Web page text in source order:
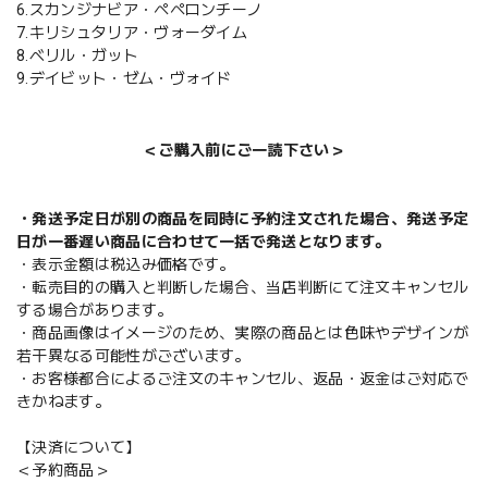
6.スカンジナビア・ペペロンチーノ
7.キリシュタリア・ヴォーダイム
8.ベリル・ガット
9.デイビット・ゼム・ヴォイド
＜ご購入前にご一読下さい＞
・発送予定日が別の商品を同時に予約注文された場合、発送予定
日が一番遅い商品に合わせて一括で発送となります。
・表示金額は税込み価格です。
・転売目的の購入と判断した場合、当店判断にて注文キャンセル
する場合があります。
・商品画像はイメージのため、実際の商品とは色味やデザインが
若干異なる可能性がございます。
・お客様都合によるご注文のキャンセル、返品・返金はご対応で
きかねます。
【決済について】
＜予約商品＞